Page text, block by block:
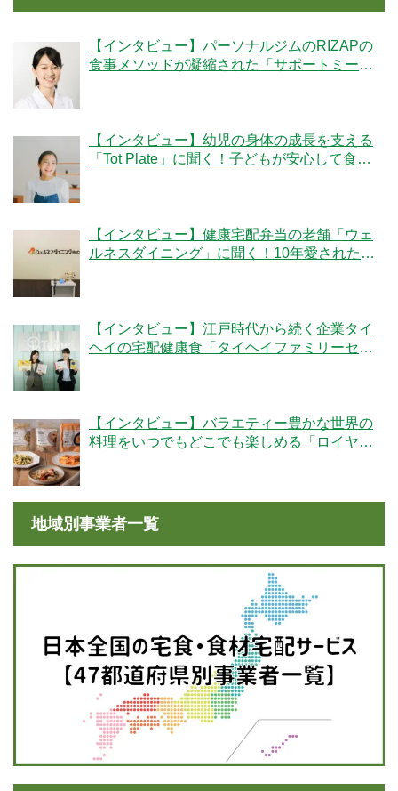
【インタビュー】パーソナルジムのRIZAPの
食事メソッドが凝縮された「サポートミー
【インタビュー】幼児の身体の成長を支える
「Tot Plate」に聞く！子どもが安心して食べ
【インタビュー】健康宅配弁当の老舗「ウェ
ルネスダイニング」に聞く！10年愛された秘
【インタビュー】江戸時代から続く企業タイ
ヘイの宅配健康食「タイヘイファミリーセッ
【インタビュー】バラエティー豊かな世界の
料理をいつでもどこでも楽しめる「ロイヤル
地域別事業者一覧